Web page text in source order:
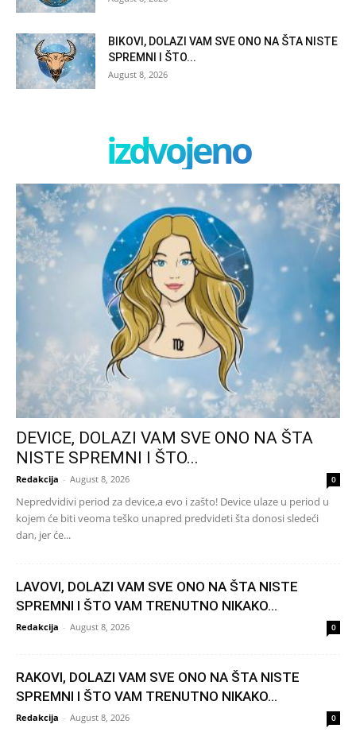
BIKOVI, DOLAZI VAM SVE ONO NA ŠTA NISTE
SPREMNI I ŠTO...
August 8, 2026
izdvojeno
DEVICE, DOLAZI VAM SVE ONO NA ŠTA
NISTE SPREMNI I ŠTO...
Redakcija - August 8, 2026 0
Nepredvidivi period za device,a evo i zašto! Device ulaze u period u
kojem će biti veoma teško unapred predvideti šta donosi sledeći
dan, jer će...
LAVOVI, DOLAZI VAM SVE ONO NA ŠTA NISTE
SPREMNI I ŠTO VAM TRENUTNO NIKAKO...
Redakcija - August 8, 2026 0
RAKOVI, DOLAZI VAM SVE ONO NA ŠTA NISTE
SPREMNI I ŠTO VAM TRENUTNO NIKAKO...
Redakcija - August 8, 2026 0